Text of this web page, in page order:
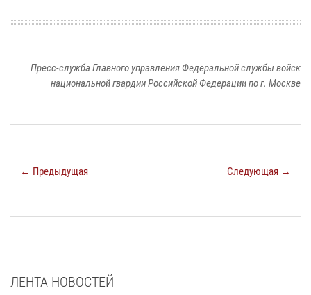
Пресс-служба Главного управления Федеральной службы войск
национальной гвардии Российской Федерации по г. Москве
← Предыдущая Следующая →
ЛЕНТА НОВОСТЕЙ